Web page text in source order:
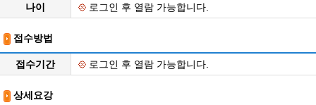
나이
로그인 후 열람 가능합니다.
접수방법
접수기간 로그인 후 열람 가능합니다.
상세요강